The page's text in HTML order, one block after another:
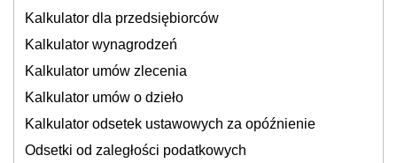
Kalkulator dla przedsiębiorców
Kalkulator wynagrodzeń
Kalkulator umów zlecenia
Kalkulator umów o dzieło
Kalkulator odsetek ustawowych za opóźnienie
Odsetki od zaległości podatkowych